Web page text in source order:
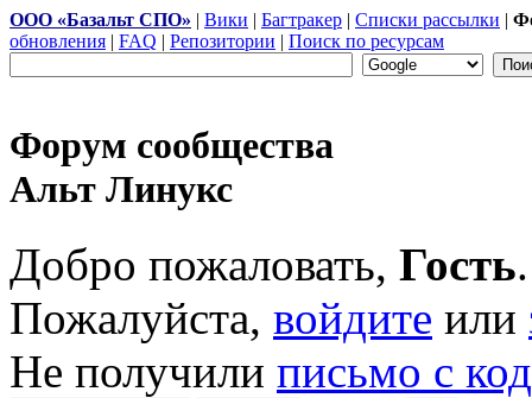
ООО «Базальт СПО» | Вики | Багтракер | Списки рассылки |
обновления | FAQ | Репозитории | Поиск по ресурсам
Форум сообщества
Альт Линукс
Добро пожаловать, Гость.
Пожалуйста, войдите или
Не получили письмо с